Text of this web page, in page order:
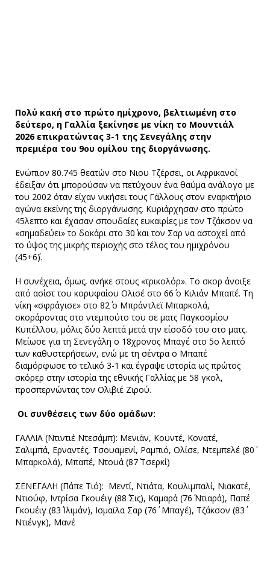
Πολύ κακή στο πρώτο ημίχρονο, βελτιωμένη στο
δεύτερο, η Γαλλία ξεκίνησε με νίκη το Μουντιάλ
2026 επικρατώντας 3-1 της Σενεγάλης στην
πρεμιέρα του 9ου ομίλου της διοργάνωσης.
Ενώπιον 80.745 θεατών στο Νιου Τζέρσει, οι Αφρικανοί
έδειξαν ότι μπορούσαν να πετύχουν ένα θαύμα ανάλογο με
του 2002 όταν είχαν νικήσει τους Γάλλους στον εναρκτήριο
αγώνα εκείνης της διοργάνωσης. Κυριάρχησαν στο πρώτο
45λεπτο και έχασαν σπουδαίες ευκαιρίες με τον Τζάκσον να
«σημαδεύει» το δοκάρι στο 30΄ και τον Σαρ να αστοχεί από
το ύψος της μικρής περιοχής στο τέλος του ημιχρόνου
(45+6΄).
Η συνέχεια, όμως, ανήκε στους «τρικολόρ». Το σκορ άνοιξε
από ασίστ του κορυφαίου Ολισέ στο 66΄ ο Κιλιάν Μπαπέ. Τη
νίκη «σφράγισε» στο 82΄ ο Μπράντλεϊ Μπαρκολά,
σκοράροντας στο ντεμπούτο του σε ματς Παγκοσμίου
Κυπέλλου, μόλις δύο λεπτά μετά την είσοδό του στο ματς.
Μείωσε για τη Σενεγάλη ο 18χρονος Μπαγέ στο 5ο λεπτό
των καθυστερήσεων, ενώ με τη σέντρα ο Μπαπέ
διαμόρφωσε το τελικό 3-1 και έγραψε ιστορία ως πρώτος
σκόρερ στην ιστορία της εθνικής Γαλλίας με 58 γκολ,
προσπερνώντας τον Ολιβιέ Ζιρού.
Οι συνθέσεις των δύο ομάδων:
ΓΑΛΛΙΑ (Ντιντιέ Ντεσάμπ): Μενιάν, Κουντέ, Κονατέ,
Σαλιμπά, Ερναντές, Τσουαμενί, Ραμπιό, Ολίσε, Ντεμπελέ (80΄
Μπαρκολά), Μπαπέ, Ντουά (87΄ Τσερκί)
ΣΕΝΕΓΑΛΗ (Πάπε Τιό): Μεντί, Ντιάτα, Κουλιμπαλί, Νιακατέ,
Ντιούφ, Ιντρίσα Γκουέιγ (88΄ Σις), Καμαρά (76΄ Ντιαρά), Παπέ
Γκουέιγ (83΄ Ιλιμάν), Ισμαϊλα Σαρ (76΄ Μπαγέ), Τζάκσον (83΄
Ντιένγκ), Μανέ